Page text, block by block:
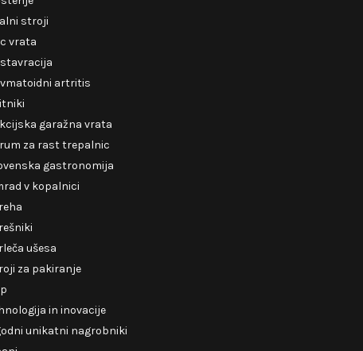
stroji
vrata
artritis
garažna vrata
za rast trepalnic
gastronomija
v kopalnici
ušesa
za pakiranje
in inovacije
unikatni nagrobniki